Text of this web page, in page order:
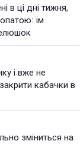
в ці дні тижня,
їм
і вже не
кабачки в
зміниться на